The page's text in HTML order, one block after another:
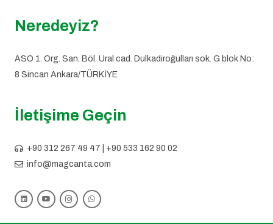
Neredeyiz?
ASO 1. Org. San. Böl. Ural cad. Dulkadiroğulları sok. G blok No:
8 Sincan Ankara/TÜRKİYE
İletişime Geçin
+90 312 267 49 47 | +90 533 162 90 02
info@magcanta.com